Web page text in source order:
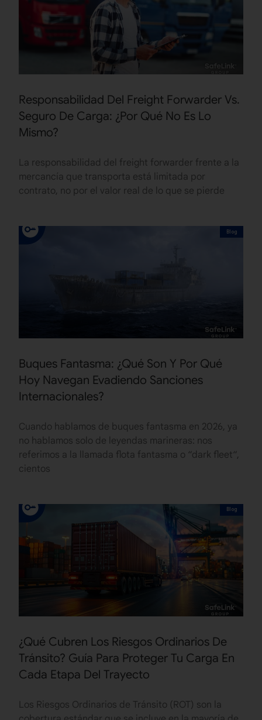
Responsabilidad Del Freight Forwarder Vs.
Seguro De Carga: ¿Por Qué No Es Lo
Mismo?
La responsabilidad del freight forwarder frente a la
mercancía que transporta está limitada por
contrato, no por el valor real de lo que se pierde
Blog
Buques Fantasma: ¿Qué Son Y Por Qué
Hoy Navegan Evadiendo Sanciones
Internacionales?
Cuando hablamos de buques fantasma en 2026, ya
no hablamos solo de leyendas marineras: nos
referimos a la llamada flota fantasma o “dark fleet“,
cientos
Blog
¿Qué Cubren Los Riesgos Ordinarios De
Tránsito? Guía Para Proteger Tu Carga En
Cada Etapa Del Trayecto
Los Riesgos Ordinarios de Tránsito (ROT) son la